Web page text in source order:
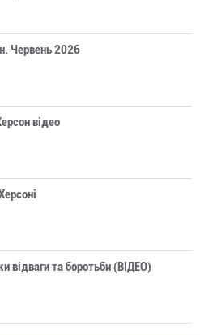
Червень 2026
відео
відваги та боротьби (ВІДЕО)